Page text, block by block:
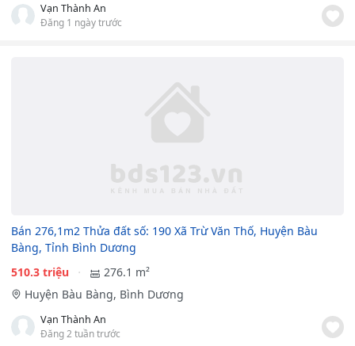
Vạn Thành An
Đăng 1 ngày trước
Bán 276,1m2 Thửa đất số: 190 Xã Trừ Văn Thố, Huyện Bàu
Bàng, Tỉnh Bình Dương
510.3 triệu
276.1 m²
Huyện Bàu Bàng, Bình Dương
Vạn Thành An
Đăng 2 tuần trước